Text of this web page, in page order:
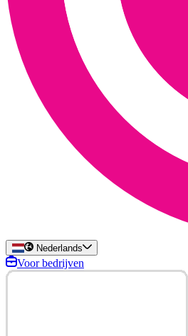
Nederlands
Voor bedrijven